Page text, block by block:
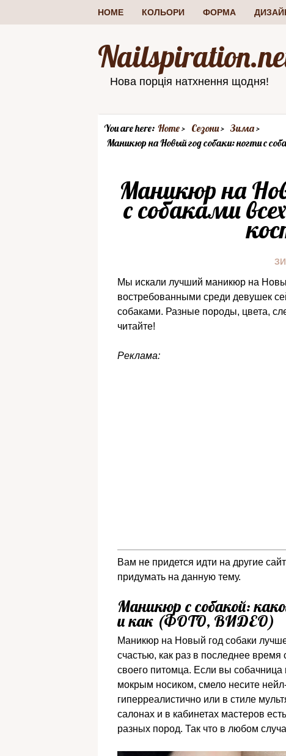
HOME КОЛЬОРИ ФОРМА
Нова порція натхнення щодня!
You are here: Home Сезони
Зима
Маникюр на Новый год собаки: ногти с
Маникюр на
с собаками
Мы искали лучший маникюр на
востребованными среди девушек
собаками. Разные породы, цвета,
читайте!
Реклама:
Вам не придется идти на другие
придумать на данную тему.
Маникюр с собакой:
и как (ФОТО, ВИДЕО)
Маникюр на Новый год собаки
счастью, как раз в последнее
своего питомца. Если вы собачница
мокрым носиком, смело несите
гиперреалистично или в стиле
салонах и в кабинетах мастеров
разных пород. Так что в любом